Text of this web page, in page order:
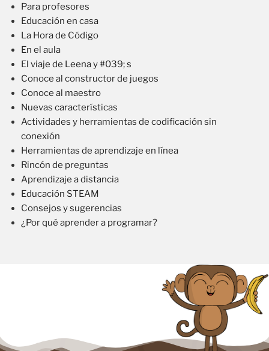
Para profesores
Educación en casa
La Hora de Código
En el aula
El viaje de Leena y #039; s
Conoce al constructor de juegos
Conoce al maestro
Nuevas características
Actividades y herramientas de codificación sin
conexión
Herramientas de aprendizaje en línea
Rincón de preguntas
Aprendizaje a distancia
Educación STEAM
Consejos y sugerencias
¿Por qué aprender a programar?